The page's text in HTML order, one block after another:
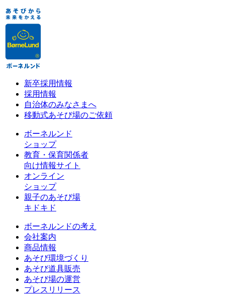
新卒採用情報
採用情報
自治体のみなさまへ
移動式あそび場のご依頼
ボーネルンド
ショップ
教育・保育関係者
向け情報サイト
オンライン
ショップ
親子のあそび場
キドキド
ボーネルンドの考え
会社案内
商品情報
あそび環境づくり
あそび道具販売
あそび場の運営
プレスリリース